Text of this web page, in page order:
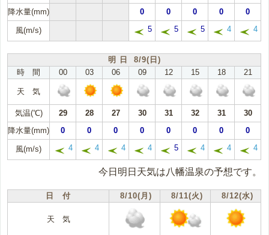
降水量(mm)
0 0 0 0 0
風(m/s) 5 5 5 4 4
明 日 8/9(日)
時 間
00 03 06 09 12 15 18 21
天 気
気温(℃) 29 28 27 30 31 32 31
30
降水量(mm)
0 0 0 0 0 0 0 0
風(m/s) 4 4 4 4 5 4 4 4
今日明日天気は八幡温泉の予想です。
日 付 8/10(月) 8/11(火) 8/12(水)
天 気